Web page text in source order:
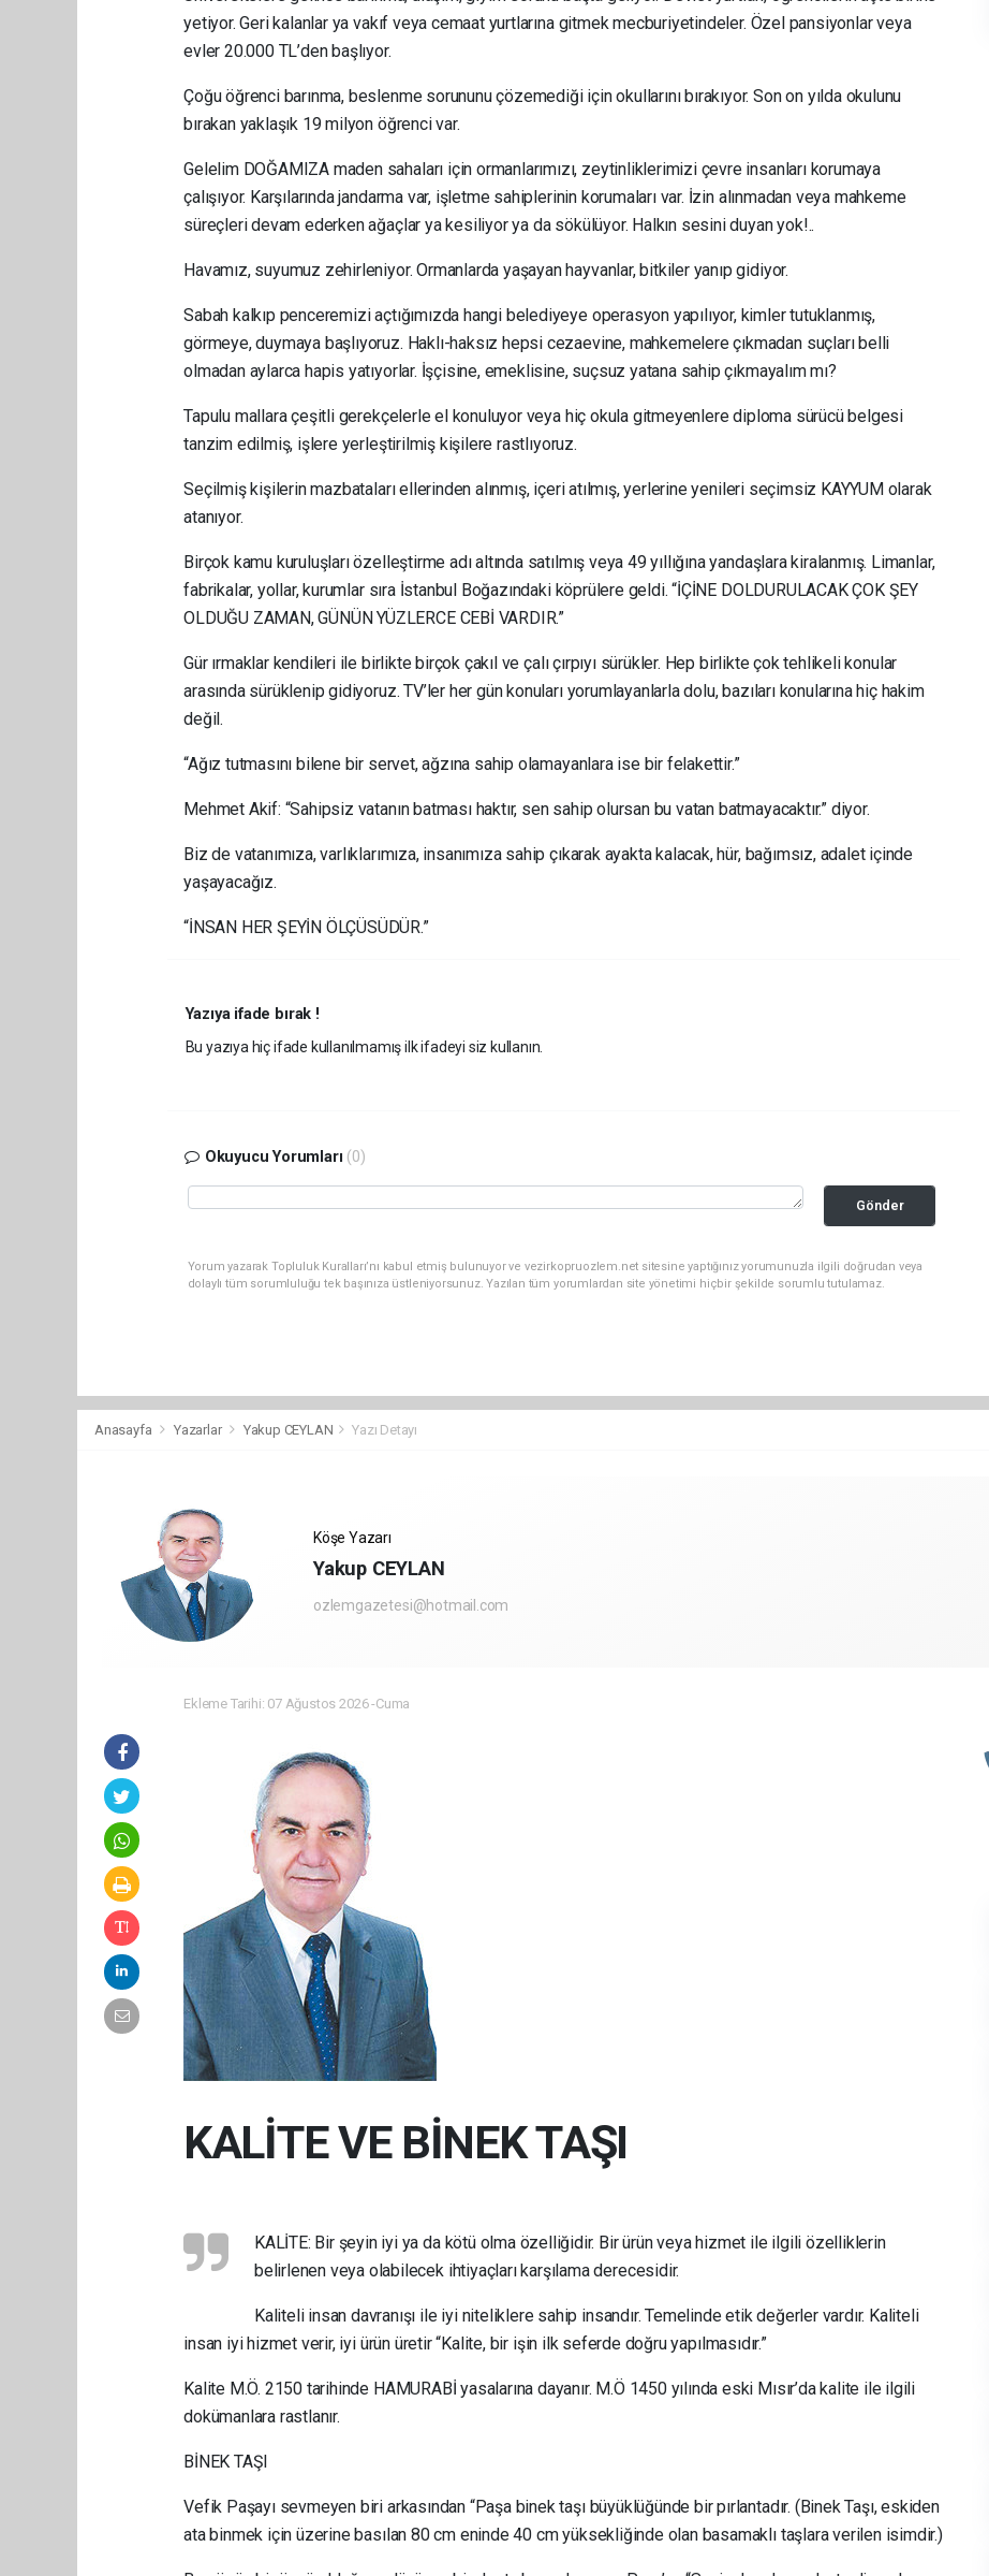
yetiyor. Geri kalanlar ya vakıf veya cemaat yurtlarına gitmek mecburiyetindeler. Özel pansiyonlar veya
evler 20.000 TL’den başlıyor.
Çoğu öğrenci barınma, beslenme sorununu çözemediği için okullarını bırakıyor. Son on yılda okulunu
bırakan yaklaşık 19 milyon öğrenci var.
Gelelim DOĞAMIZA maden sahaları için ormanlarımızı, zeytinliklerimizi çevre insanları korumaya
çalışıyor. Karşılarında jandarma var, işletme sahiplerinin korumaları var. İzin alınmadan veya mahkeme
süreçleri devam ederken ağaçlar ya kesiliyor ya da sökülüyor. Halkın sesini duyan yok!..
Havamız, suyumuz zehirleniyor. Ormanlarda yaşayan hayvanlar, bitkiler yanıp gidiyor.
Sabah kalkıp penceremizi açtığımızda hangi belediyeye operasyon yapılıyor, kimler tutuklanmış,
görmeye, duymaya başlıyoruz. Haklı-haksız hepsi cezaevine, mahkemelere çıkmadan suçları belli
olmadan aylarca hapis yatıyorlar. İşçisine, emeklisine, suçsuz yatana sahip çıkmayalım mı?
Tapulu mallara çeşitli gerekçelerle el konuluyor veya hiç okula gitmeyenlere diploma sürücü belgesi
tanzim edilmiş, işlere yerleştirilmiş kişilere rastlıyoruz.
Seçilmiş kişilerin mazbataları ellerinden alınmış, içeri atılmış, yerlerine yenileri seçimsiz KAYYUM olarak
atanıyor.
Birçok kamu kuruluşları özelleştirme adı altında satılmış veya 49 yıllığına yandaşlara kiralanmış. Limanlar,
fabrikalar, yollar, kurumlar sıra İstanbul Boğazındaki köprülere geldi. “İÇİNE DOLDURULACAK ÇOK ŞEY
OLDUĞU ZAMAN, GÜNÜN YÜZLERCE CEBİ VARDIR.”
Gür ırmaklar kendileri ile birlikte birçok çakıl ve çalı çırpıyı sürükler. Hep birlikte çok tehlikeli konular
arasında sürüklenip gidiyoruz. TV’ler her gün konuları yorumlayanlarla dolu, bazıları konularına hiç hakim
değil.
“Ağız tutmasını bilene bir servet, ağzına sahip olamayanlara ise bir felakettir.”
Mehmet Akif: “Sahipsiz vatanın batması haktır, sen sahip olursan bu vatan batmayacaktır.” diyor.
Biz de vatanımıza, varlıklarımıza, insanımıza sahip çıkarak ayakta kalacak, hür, bağımsız, adalet içinde
yaşayacağız.
“İNSAN HER ŞEYİN ÖLÇÜSÜDÜR.”
Yazıya ifade bırak !
Bu yazıya hiç ifade kullanılmamış ilk ifadeyi siz kullanın.
Okuyucu Yorumları (0)
Gönder
Yorum yazarak Topluluk Kuralları’nı kabul etmiş bulunuyor ve vezirkopruozlem.net sitesine yaptığınız yorumunuzla ilgili doğrudan veya
dolaylı tüm sorumluluğu tek başınıza üstleniyorsunuz. Yazılan tüm yorumlardan site yönetimi hiçbir şekilde sorumlu tutulamaz.
Anasayfa Yazarlar Yakup CEYLAN Yazı Detayı
Köşe Yazarı
Yakup CEYLAN
ozlemgazetesi@hotmail.com
Ekleme Tarihi: 07 Ağustos 2026 -Cuma
KALİTE VE BİNEK TAŞI
KALİTE: Bir şeyin iyi ya da kötü olma özelliğidir. Bir ürün veya hizmet ile ilgili özelliklerin
belirlenen veya olabilecek ihtiyaçları karşılama derecesidir.
Kaliteli insan davranışı ile iyi niteliklere sahip insandır. Temelinde etik değerler vardır. Kaliteli
insan iyi hizmet verir, iyi ürün üretir “Kalite, bir işin ilk seferde doğru yapılmasıdır.”
Kalite M.Ö. 2150 tarihinde HAMURABİ yasalarına dayanır. M.Ö 1450 yılında eski Mısır’da kalite ile ilgili
dokümanlara rastlanır.
BİNEK TAŞI
Vefik Paşayı sevmeyen biri arkasından “Paşa binek taşı büyüklüğünde bir pırlantadır. (Binek Taşı, eskiden
ata binmek için üzerine basılan 80 cm eninde 40 cm yüksekliğinde olan basamaklı taşlara verilen isimdir.)